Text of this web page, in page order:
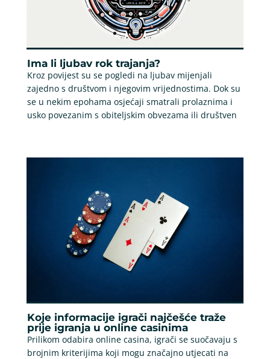
Ima li ljubav rok trajanja?
Kroz povijest su se pogledi na ljubav mijenjali
zajedno s društvom i njegovim vrijednostima. Dok su
se u nekim epohama osjećaji smatrali prolaznima i
usko povezanim s obiteljskim obvezama ili društven
Koje informacije igrači najčešće traže
prije igranja u online casinima
Prilikom odabira online casina, igrači se suočavaju s
brojnim kriterijima koji mogu značajno utjecati na